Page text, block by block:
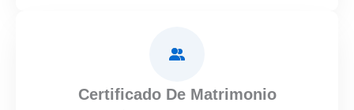
Certificado De Matrimonio